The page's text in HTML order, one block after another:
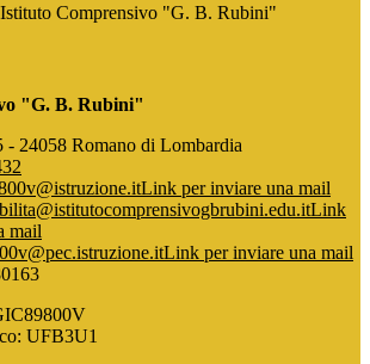
Istituto Comprensivo "G. B. Rubini"
"G. B. Rubini"
- 24058 Romano di Lombardia
Link per inviare una mail
Link
mail
Link per inviare una mail
UFB3U1